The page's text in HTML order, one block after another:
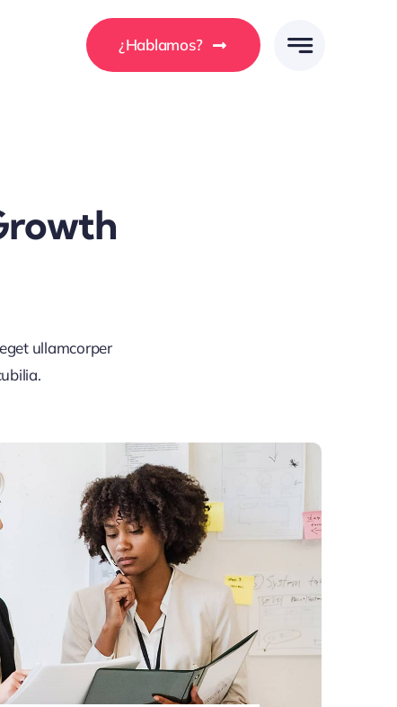
¿Hablamos?
ullamcorper